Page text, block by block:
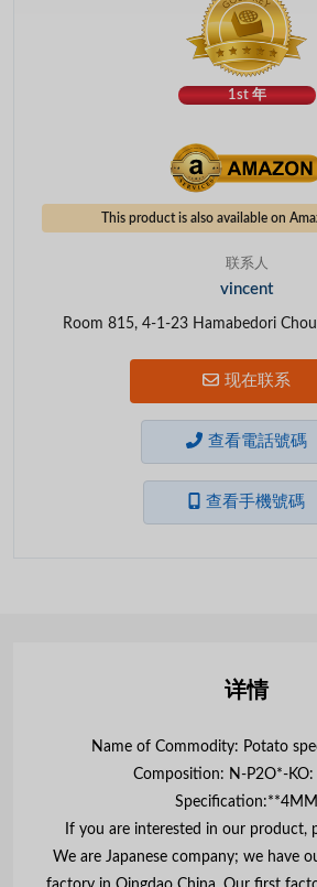
1st 年
This product is also available on
联系人
vincent
Room 815, 4-1-23 Hamabedori
现在联系
查看電話號碼
查看手機號碼
详情
Name of Commodity: Potato
Composition: N-P2O*-
Specification:**4MM
If you are interested in our product,
We are Japanese company; we have